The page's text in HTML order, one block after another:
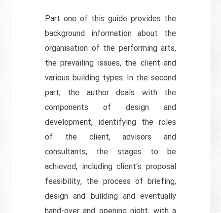
Part one of this guide provides the
background information about the
organisation of the performing arts,
the prevailing issues, the client and
various building types. In the second
part, the author deals with the
components of design and
development, identifying the roles
of the client, advisors and
consultants, the stages to be
achieved, including client’s proposal
feasibility, the process of briefing,
design and building and eventually